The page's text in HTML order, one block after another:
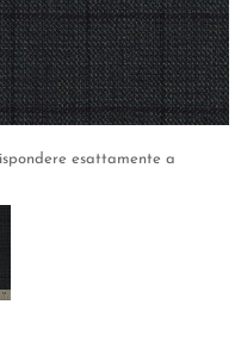
esattamente a